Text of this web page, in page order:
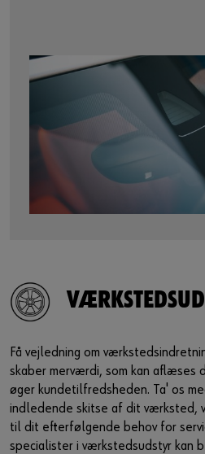
Få vejledning om
skaber merværdi, som kan aflæses
øger kundetilfredsheden. Ta' os
indledende skitse af dit værksted,
til dit efterfølgende behov for
specialister i værkstedsudstyr kan